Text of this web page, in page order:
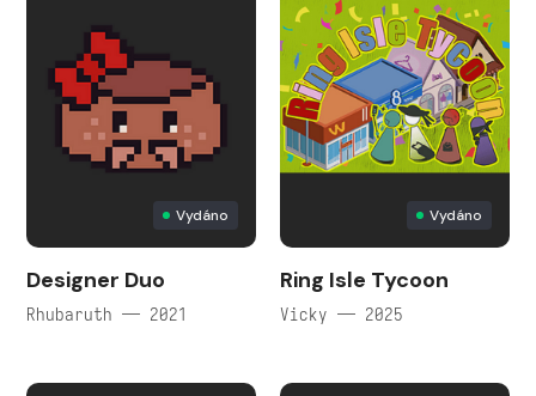
Vydáno
Designer Duo
Rhubaruth — 2021
Vydáno
Ring Isle Tycoon
Vicky — 2025